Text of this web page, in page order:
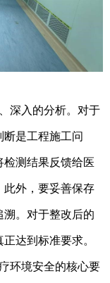
深入的分析。对于
是工程施工问
测结果反馈给医
此外，要妥善保存
。对于整改后的
达到标准要求。
环境安全的核心要